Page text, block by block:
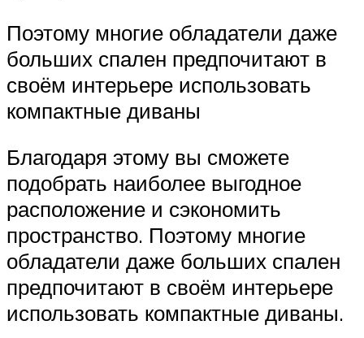
Поэтому многие обладатели даже
больших спален предпочитают в
своём интерьере использовать
компактные диваны
Благодаря этому вы сможете
подобрать наиболее выгодное
расположение и сэкономить
пространство. Поэтому многие
обладатели даже больших спален
предпочитают в своём интерьере
использовать компактные диваны.